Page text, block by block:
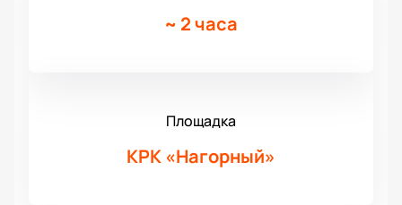
~ 2 часа
Площадка
КРК «Нагорный»